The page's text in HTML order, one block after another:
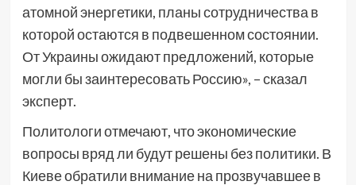
атомной энергетики, планы сотрудничества в
которой остаются в подвешенном состоянии.
От Украины ожидают предложений, которые
могли бы заинтересовать Россию», – сказал
эксперт.
Политологи отмечают, что экономические
вопросы вряд ли будут решены без политики. В
Киеве обратили внимание на прозвучавшее в